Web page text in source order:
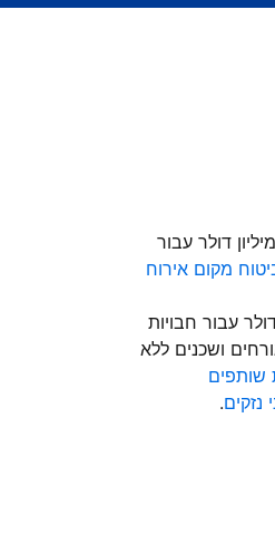
חדש: כיסוי ביטוחי של עד 1 מיליון דולר עבור
מקום אירוח
של עד 1 מיליון דולר עבור חבויות
ושכנים ללא
שותפים
נזקים.